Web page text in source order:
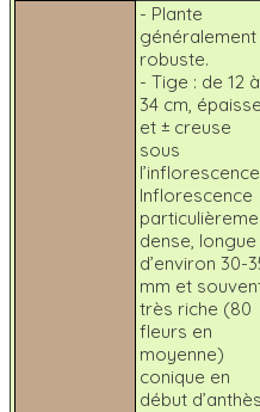
- Plante
généralement
robuste.
- Tige : de 12 à
34 cm, épaisse
et ± creuse
sous
Inflorescence
dense, longue
d’environ 30-
mm et
très riche (80
fleurs en
moyenne)
conique en
début